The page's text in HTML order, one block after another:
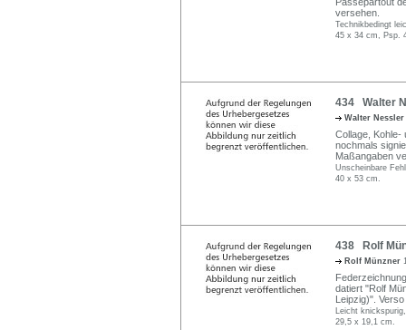
versehen.
Technikbedingt
45 x 34 cm, Psp.
434 Walter
Walter Nessler
Collage, Kohle-
nochmals
Maßangaben
Unscheinbare
40 x 53 cm.
438 Rolf
Rolf Münzner
datiert "Rolf
Leipzig)".
Leicht
29,5 x 19,1 cm.